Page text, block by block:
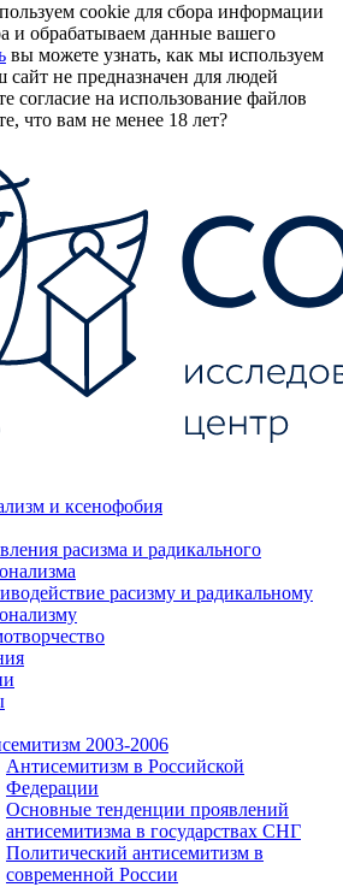
cookie для сбора информации
и обрабатываем данные вашего
вы можете узнать, как мы используем
не предназначен для людей
согласие на использование файлов
что вам не менее 18 лет?
и ксенофобия
расизма и радикального
расизму и радикальному
2003-2006
Антисемитизм в Российской
Федерации
Основные тенденции проявлений
антисемитизма в государствах СНГ
Политический антисемитизм в
современной России